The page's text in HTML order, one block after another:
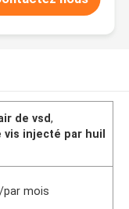
de vsd,
vis injecté par huil
par mois